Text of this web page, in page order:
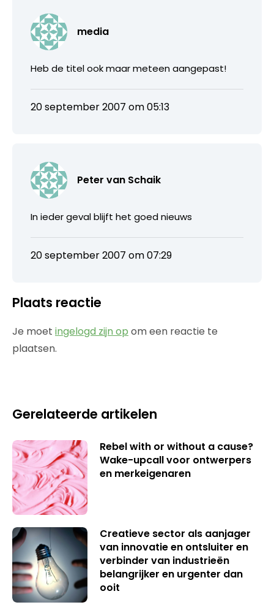
media
Heb de titel ook maar meteen aangepast!
20 september 2007 om 05:13
Peter van Schaik
In ieder geval blijft het goed nieuws
20 september 2007 om 07:29
Plaats reactie
Je moet ingelogd zijn op om een reactie te
plaatsen.
Gerelateerde artikelen
Rebel with or without a cause?
Wake-upcall voor ontwerpers
en merkeigenaren
Creatieve sector als aanjager
van innovatie en ontsluiter en
verbinder van industrieën
belangrijker en urgenter dan
ooit